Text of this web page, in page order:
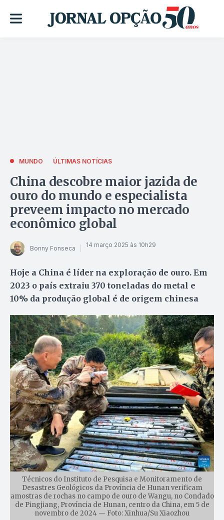
MUNDO ÚLTIMAS NOTÍCIAS
China descobre maior jazida de
ouro do mundo e especialista
preveem impacto no mercado
econômico global
Bonny Fonseca 14 março 2025 às 10h29
Hoje a China é líder na exploração de ouro. Em
2023 o país extraiu 370 toneladas do metal e
10% da produção global é de origem chinesa
Técnicos do Instituto de Pesquisa e Monitoramento de
Desastres Geológicos da Província de Hunan verificam
amostras de rochas no campo de ouro de Wangu, no Condado
de Pingjiang, Província de Hunan, centro da China, em 5 de
novembro de 2024 — Foto: Xinhua/Su Xiaozhou